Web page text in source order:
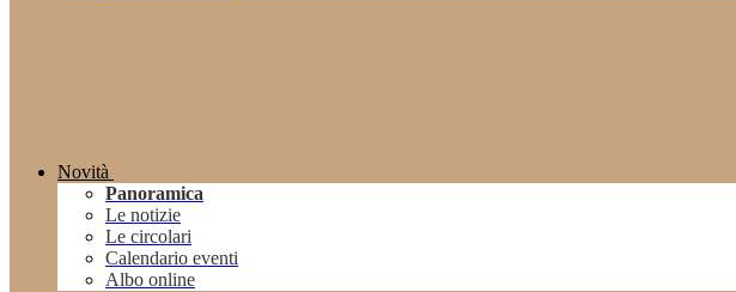
Novità
Panoramica
Le notizie
Le circolari
Calendario eventi
Albo online